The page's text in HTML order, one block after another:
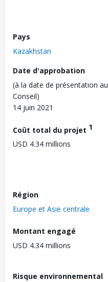
Pays
Kazakhstan
Date d'approbation
(à la date de présentation au
Conseil)
14 juin 2021
Coût total du projet 1
USD 4.34 millions
Région
Europe et Asie centrale
Montant engagé
USD 4.34 millions
Risque environnemental